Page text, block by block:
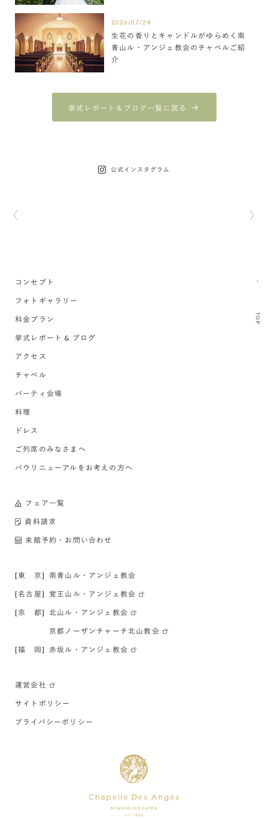
2026/07/24
生花の香りとキャンドルがゆらめく南
青山ル・アンジェ教会のチャペルご紹
介
挙式レポート＆ブログ一覧に戻る
公式インスタグラム
TOP
コンセプト
フォトギャラリー
料金プラン
挙式レポート & ブログ
アクセス
チャペル
パーティ会場
料理
ドレス
ご列席のみなさまへ
バウリニューアルをお考えの方へ
フェア一覧
資料請求
来館予約・お問い合わせ
[東 京] 南青山ル・アンジェ教会
[名古屋] 覚王山ル・アンジェ教会
[京 都] 北山ル・アンジェ教会
京都ノーザンチャーチ北山教会
[福 岡] 赤坂ル・アンジェ教会
運営会社
サイトポリシー
プライバシーポリシー